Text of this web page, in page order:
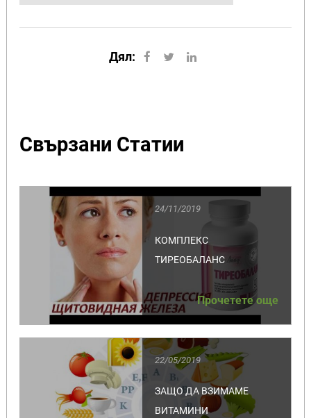
Дял:
Свързани Статии
КОМПЛЕКС
ТИРЕОБАЛАНС
24/11/2019
Прочетете още
ЗАЩО ДА ВЗИМАМЕ
ВИТАМИНИ
22/05/2019